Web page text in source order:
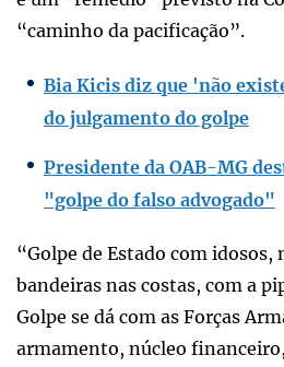
“caminho da pacificação”.
Bia Kicis diz que 'não
do julgamento do golpe
Presidente da OAB-MG
"golpe do falso advogado"
“Golpe de Estado com idosos,
bandeiras nas costas, com a
Golpe se dá com as Forças
armamento, núcleo